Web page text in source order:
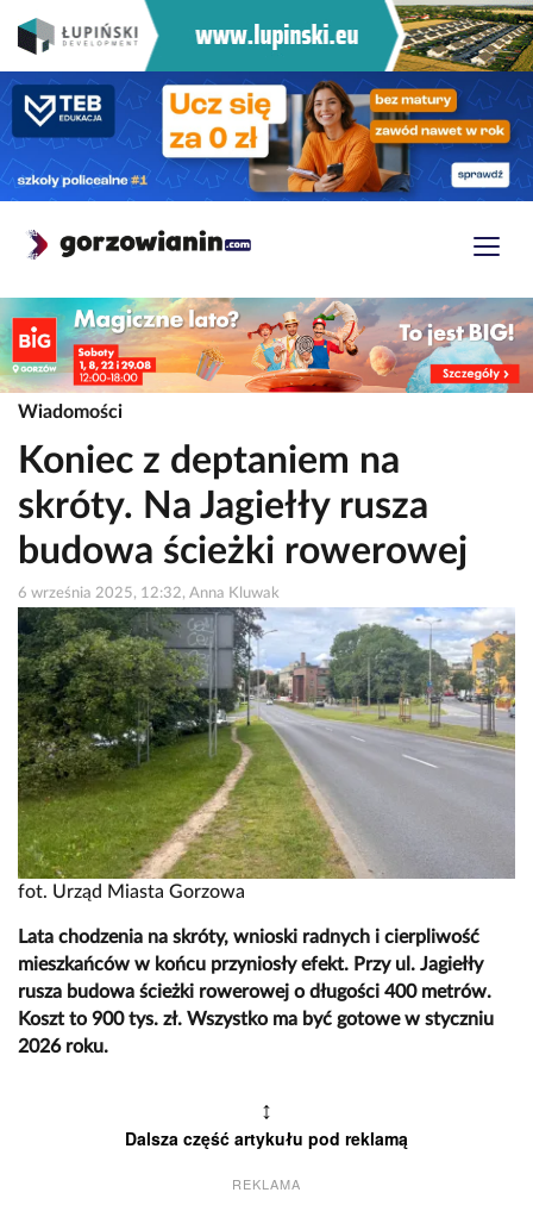
Wiadomości
Koniec z deptaniem na
skróty. Na Jagiełły rusza
budowa ścieżki rowerowej
6 września 2025, 12:32, Anna Kluwak
fot. Urząd Miasta Gorzowa
Lata chodzenia na skróty, wnioski radnych i cierpliwość
mieszkańców w końcu przyniosły efekt. Przy ul. Jagiełły
rusza budowa ścieżki rowerowej o długości 400 metrów.
Koszt to 900 tys. zł. Wszystko ma być gotowe w styczniu
2026 roku.
↕
Dalsza część artykułu pod reklamą
REKLAMA